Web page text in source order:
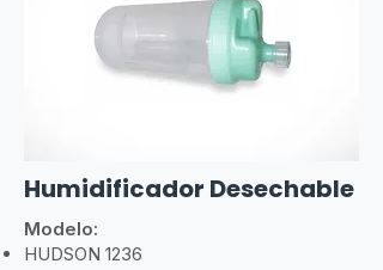
Humidificador Desechable
Modelo:
HUDSON 1236